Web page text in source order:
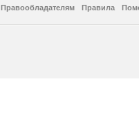
Правообладателям Правила